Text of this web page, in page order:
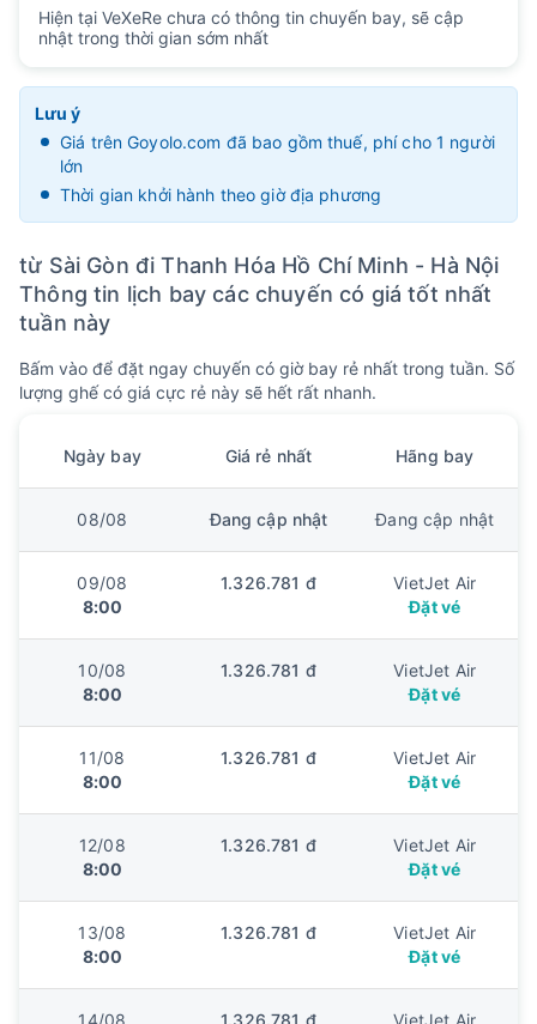
Hiện tại VeXeRe chưa có thông tin chuyến bay, sẽ cập
nhật trong thời gian sớm nhất
Lưu ý
Giá trên Goyolo.com đã bao gồm thuế, phí cho 1 người
lớn
Thời gian khởi hành theo giờ địa phương
từ Sài Gòn đi Thanh Hóa Hồ Chí Minh - Hà Nội
Thông tin lịch bay các chuyến có giá tốt nhất
tuần này
Bấm vào để đặt ngay chuyến có giờ bay rẻ nhất trong tuần. Số
lượng ghế có giá cực rẻ này sẽ hết rất nhanh.
Ngày bay Giá rẻ nhất Hãng bay
08/08 Đang cập nhật Đang cập nhật
09/08
8:00
1.326.781 đ
VietJet Air
Đặt vé
10/08
8:00
1.326.781 đ
VietJet Air
Đặt vé
11/08
8:00
1.326.781 đ
VietJet Air
Đặt vé
12/08
8:00
1.326.781 đ
VietJet Air
Đặt vé
13/08
8:00
1.326.781 đ
VietJet Air
Đặt vé